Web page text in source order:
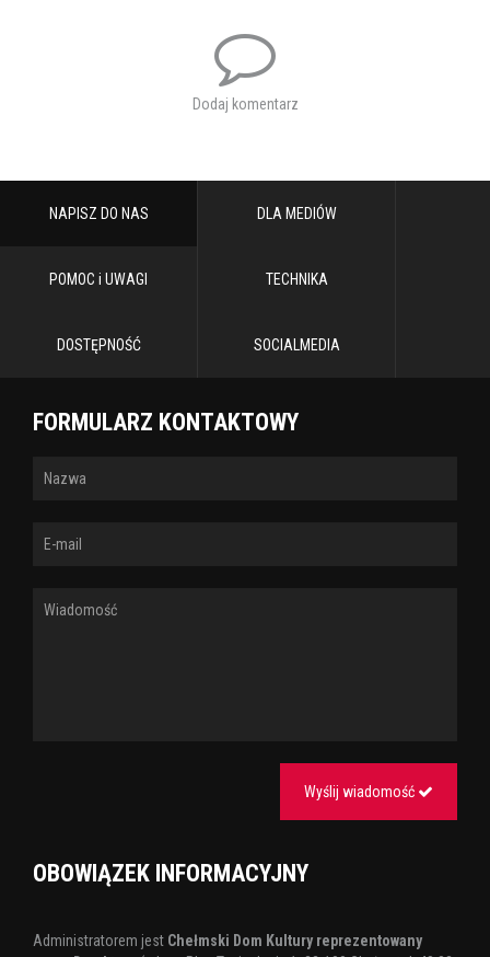
Dodaj komentarz
NAPISZ DO NAS DLA MEDIÓW
POMOC i UWAGI TECHNIKA
DOSTĘPNOŚĆ SOCIALMEDIA
FORMULARZ KONTAKTOWY
Wyślij wiadomość
OBOWIĄZEK INFORMACYJNY
Administratorem jest Chełmski Dom Kultury reprezentowany